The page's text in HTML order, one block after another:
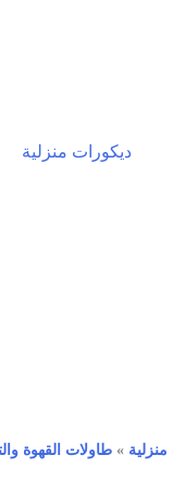
ديكورات منزلية
»طاولات القهوة